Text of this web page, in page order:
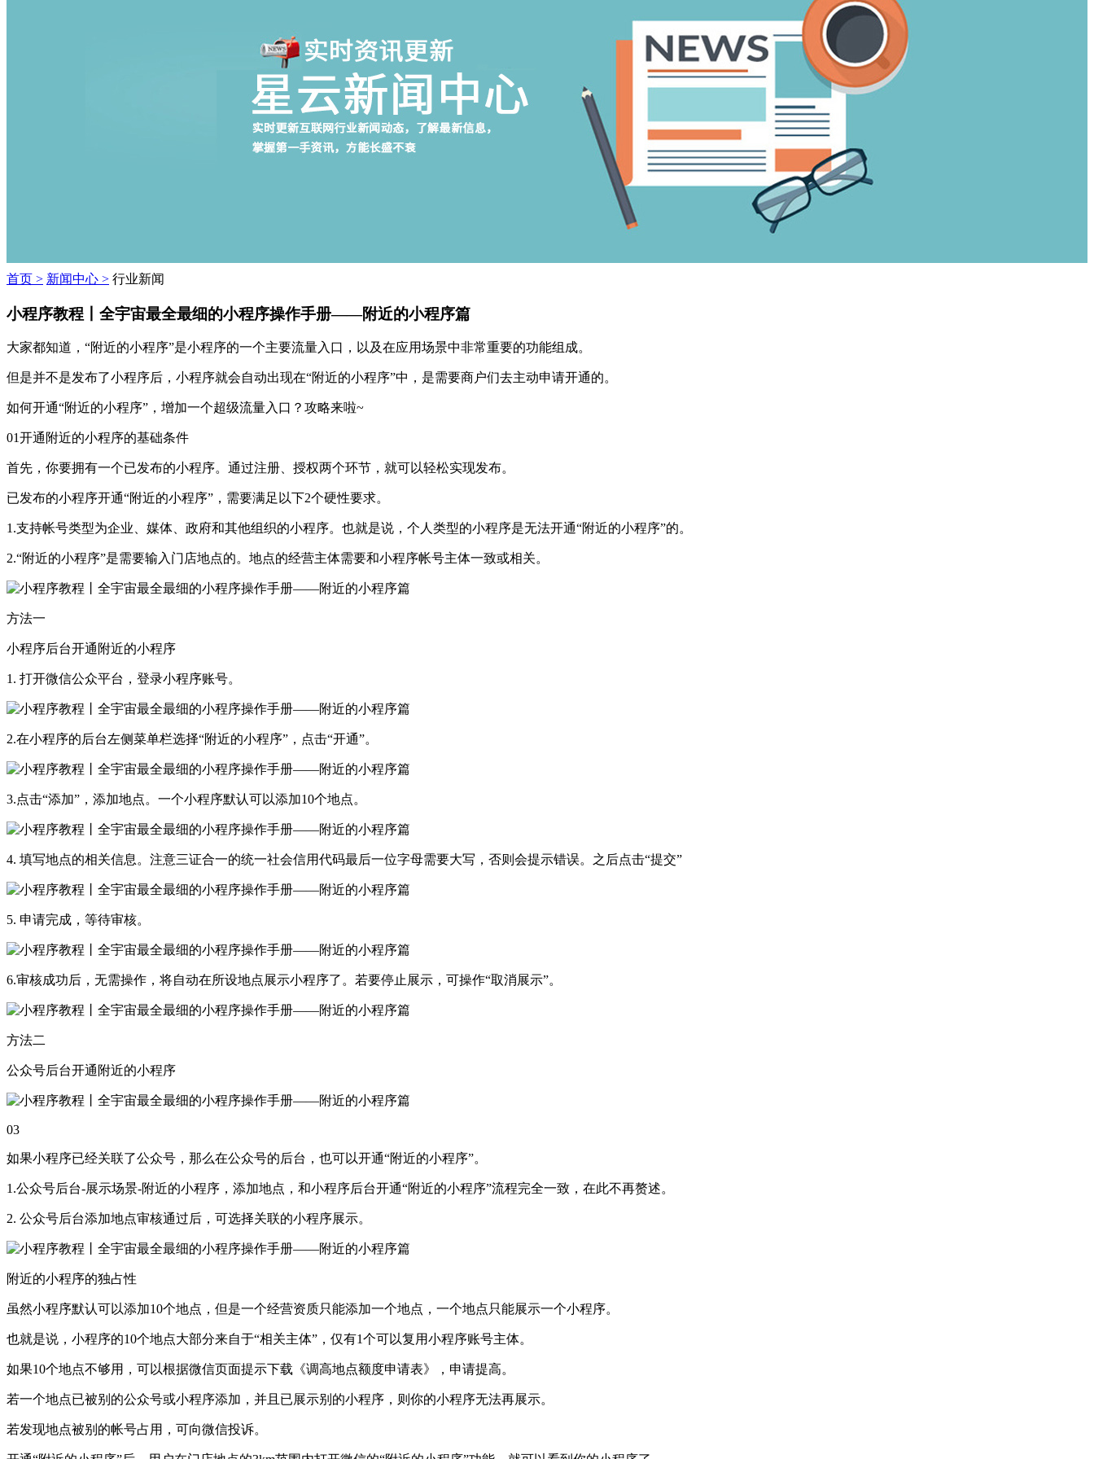
首页 > 新闻中心 > 行业新闻
小程序教程丨全宇宙最全最细的小程序操作手册——附近的小程序篇
大家都知道，“附近的小程序”是小程序的一个主要流量入口，以及在应用场景中非常重要的功能组成。
但是并不是发布了小程序后，小程序就会自动出现在“附近的小程序”中，是需要商户们去主动申请开通的。
如何开通“附近的小程序”，增加一个超级流量入口？攻略来啦~
01开通附近的小程序的基础条件
首先，你要拥有一个已发布的小程序。通过注册、授权两个环节，就可以轻松实现发布。
已发布的小程序开通“附近的小程序”，需要满足以下2个硬性要求。
1.支持帐号类型为企业、媒体、政府和其他组织的小程序。也就是说，个人类型的小程序是无法开通“附近的小程序”的。
2.“附近的小程序”是需要输入门店地点的。地点的经营主体需要和小程序帐号主体一致或相关。
方法一
小程序后台开通附近的小程序
1. 打开微信公众平台，登录小程序账号。
2.在小程序的后台左侧菜单栏选择“附近的小程序”，点击“开通”。
3.点击“添加”，添加地点。一个小程序默认可以添加10个地点。
4. 填写地点的相关信息。注意三证合一的统一社会信用代码最后一位字母需要大写，否则会提示错误。之后点击“提交”
5. 申请完成，等待审核。
6.审核成功后，无需操作，将自动在所设地点展示小程序了。若要停止展示，可操作“取消展示”。
方法二
公众号后台开通附近的小程序
03
如果小程序已经关联了公众号，那么在公众号的后台，也可以开通“附近的小程序”。
1.公众号后台-展示场景-附近的小程序，添加地点，和小程序后台开通“附近的小程序”流程完全一致，在此不再赘述。
2. 公众号后台添加地点审核通过后，可选择关联的小程序展示。
附近的小程序的独占性
虽然小程序默认可以添加10个地点，但是一个经营资质只能添加一个地点，一个地点只能展示一个小程序。
也就是说，小程序的10个地点大部分来自于“相关主体”，仅有1个可以复用小程序账号主体。
如果10个地点不够用，可以根据微信页面提示下载《调高地点额度申请表》，申请提高。
若一个地点已被别的公众号或小程序添加，并且已展示别的小程序，则你的小程序无法再展示。
若发现地点被别的帐号占用，可向微信投诉。